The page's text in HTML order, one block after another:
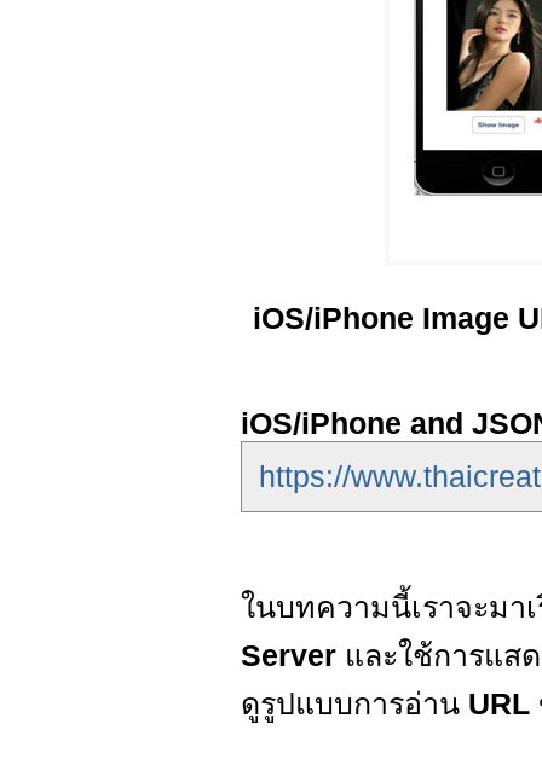
iOS/iPhone Image
iOS/iPhone and
https://
ในบทความนี้เราจะม
Server และใช้การแส
ดูรูปแบบการอ่าน URL